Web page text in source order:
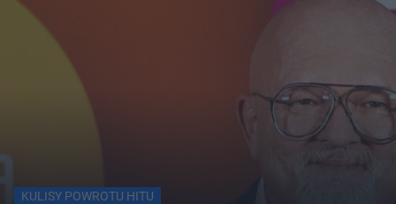
KULISY POWROTU HITU